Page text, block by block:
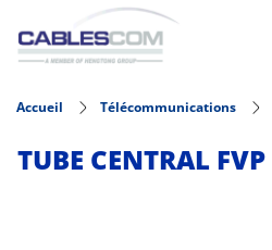
Aller au contenu principal
Accueil Télécommunications
TUBE CENTRAL FVP